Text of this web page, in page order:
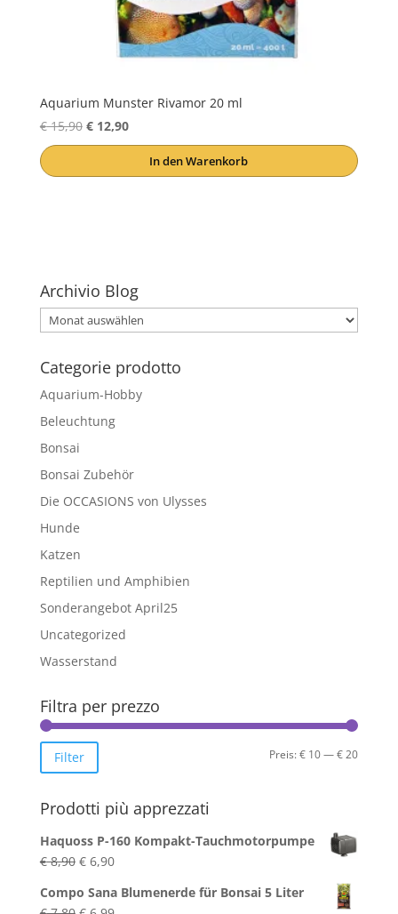
Aquarium Munster Rivamor 20 ml
€15,90 Ursprünglicher
Preis
€12,90Aktueller
Preis
In den Warenkorb
Archivio Blog
Archivio
Blog
Categorie prodotto
Aquarium-Hobby
Beleuchtung
Bonsai
Bonsai Zubehör
Die OCCASIONS von Ulysses
Hunde
Katzen
Reptilien und Amphibien
Sonderangebot April25
Uncategorized
Wasserstand
Filtra per prezzo
Min.
Max.
Filter Preis:€ 10—€ 20
Prodotti più apprezzati
Haquoss P-160 Kompakt-Tauchmotorpumpe
€8,90 Ursprünglicher
war:
€6,90Aktueller
ist:
Compo Sana Blumenerde für Bonsai 5 Liter